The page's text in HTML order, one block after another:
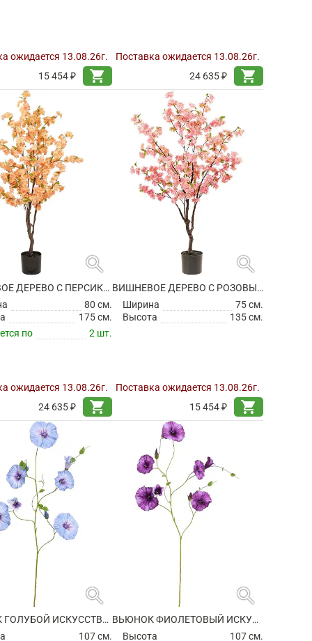
ожидается 13.08.26г.
15 454 ₽
shopping_cart
Поставка ожидается 13.08.26г.
24 635 ₽
shopping_cart
search
ВИШНЕВОЕ ДЕРЕВО С ПЕРСИКОВЫМИ ЦВЕТАМИ ИСКУССТВЕННОЕ
80 см.
175 см.
по
2 шт.
ожидается 13.08.26г.
24 635 ₽
shopping_cart
search
ВИШНЕВОЕ ДЕРЕВО С РОЗОВЫМИ ЦВЕТАМИ ИСКУССТВЕННОЕ
Ширина
75 см.
Высота
135 см.
Поставка ожидается 13.08.26г.
15 454 ₽
shopping_cart
search
ВЬЮНОК ГОЛУБОЙ ИСКУССТВЕННЫЙ
107 см.
search
ВЬЮНОК ФИОЛЕТОВЫЙ ИСКУССТВЕННЫЙ
Высота
107 см.